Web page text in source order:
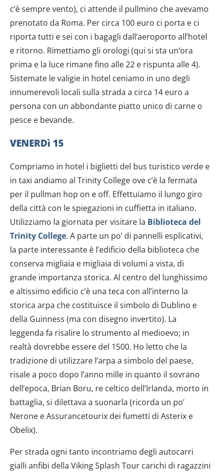
c’è sempre vento), ci attende il pullmino che avevamo
prenotato da Roma. Per circa 100 euro ci porta e ci
riporta tutti e sei con i bagagli dall’aeroporto all’hotel
e ritorno. Rimettiamo gli orologi (qui si sta un’ora
prima e la luce rimane fino alle 22 e rispunta alle 4).
Sistemate le valigie in hotel ceniamo in uno degli
innumerevoli locali sulla strada a circa 14 euro a
persona con un abbondante piatto unico di carne o
pesce e bevande.
VENERDì 15
Compriamo in hotel i biglietti del bus turistico verde e
in taxi andiamo al Trinity College ove c’è la fermata
per il pullman hop on e off. Effettuiamo il lungo giro
della città con le spiegazioni in cuffietta in italiano.
Utilizziamo la giornata per visitare la Biblioteca del
Trinity College. A parte un po’ di pannelli esplicativi,
la parte interessante è l’edificio della biblioteca che
conserva migliaia e migliaia di volumi a vista, di
grande importanza storica. Al centro del lunghissimo
e altissimo edificio c’è una teca con all’interno la
storica arpa che costituisce il simbolo di Dublino e
della Guinness (ma con disegno invertito). La
leggenda fa risalire lo strumento al medioevo; in
realtà dovrebbe essere del 1500. Ho letto che la
tradizione di utilizzare l’arpa a simbolo del paese,
risale a poco dopo l’anno mille in quanto il sovrano
dell’epoca, Brian Boru, re celtico dell’Irlanda, morto in
battaglia, si dilettava a suonarla (ricorda un po’
Nerone e Assurancetourix dei fumetti di Asterix e
Obelix).
Per strada ogni tanto incontriamo degli autocarri
gialli anfibi della Viking Splash Tour carichi di ragazzini